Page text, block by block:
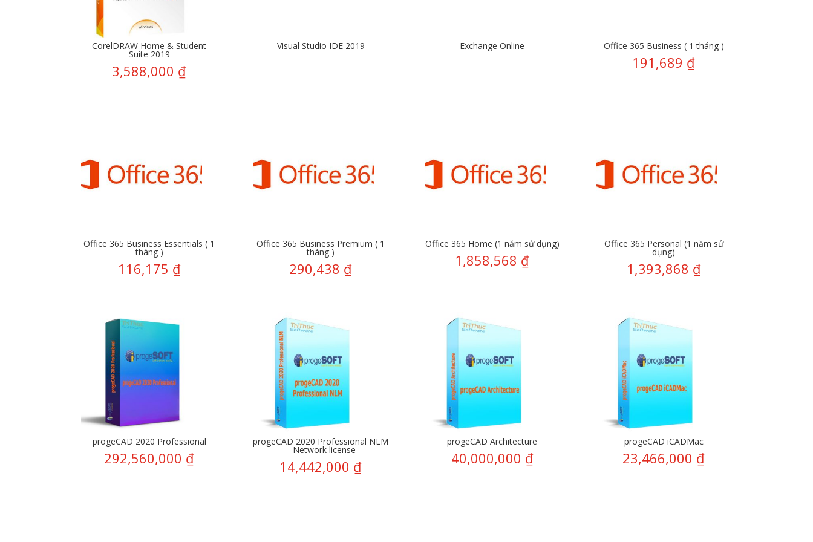
CorelDRAW Home & Student
Suite 2019
3,588,000 ₫
Visual Studio IDE 2019 Exchange Online Office 365 Business ( 1 tháng )
191,689 ₫
Office 365 Business Essentials ( 1
tháng )
116,175 ₫
Office 365 Business Premium ( 1
tháng )
290,438 ₫
Office 365 Home (1 năm sử dụng)
1,858,568 ₫
Office 365 Personal (1 năm sử
dụng)
1,393,868 ₫
progeCAD 2020 Professional
292,560,000 ₫
progeCAD 2020 Professional NLM
– Network license
14,442,000 ₫
progeCAD Architecture
40,000,000 ₫
progeCAD iCADMac
23,466,000 ₫